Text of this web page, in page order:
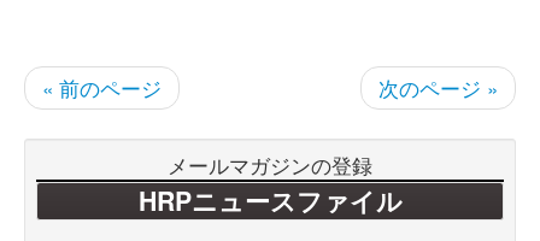
« 前のページ 次のページ »
メールマガジンの登録
HRPニュースファイル